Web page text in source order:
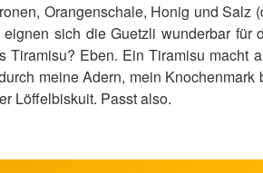
Orangenschale, Honig und
sich die Guetzli wunderbar für
Eben. Ein Tiramisu macht
meine Adern, mein
Löffelbiskuit. Passt also.